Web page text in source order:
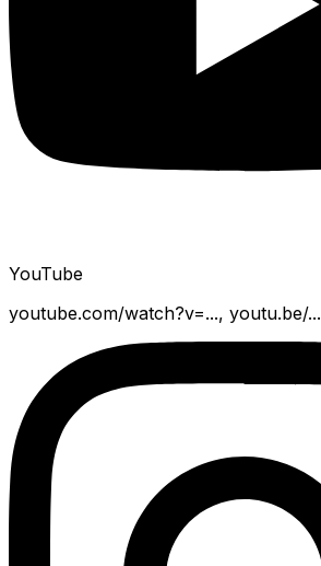
YouTube
youtube.com/watch?v=..., youtu.be/...